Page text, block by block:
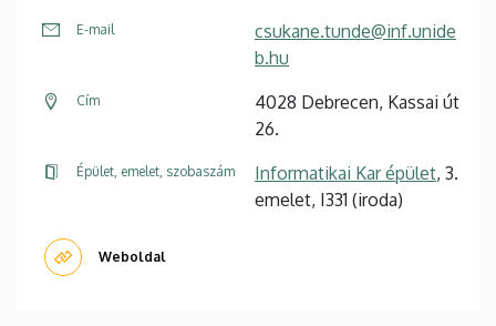
E-mail
csukane.tunde@inf.unide
b.hu
Cím
4028 Debrecen, Kassai út
26.
Épület, emelet, szobaszám Informatikai Kar épület, 3.
emelet, I331 (iroda)
Weboldal